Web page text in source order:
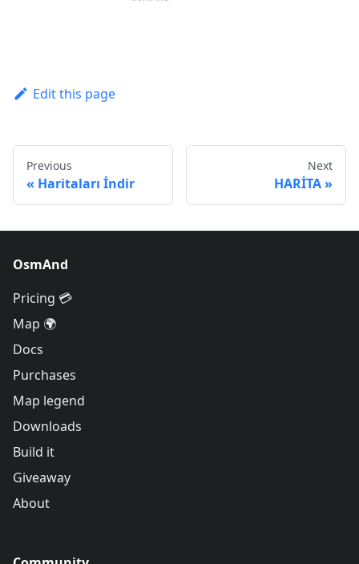
Edit this page
Previous
Haritaları İndir
Next
HARİTA
OsmAnd
Pricing 💳
Map 🌍
Docs
Purchases
Map legend
Downloads
Build it
Giveaway
About